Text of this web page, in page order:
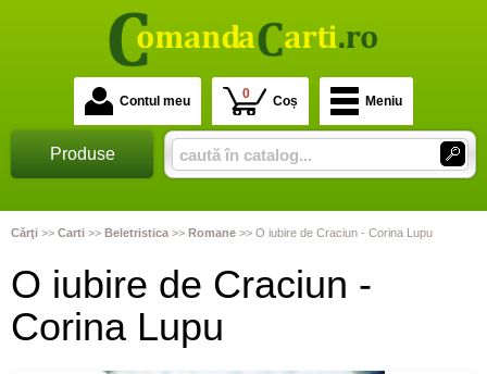
Contul meu 0 Coș Meniu
Produse
Cărţi >> Carti >> Beletristica >> Romane >> O iubire de Craciun - Corina Lupu
O iubire de Craciun -
Corina Lupu